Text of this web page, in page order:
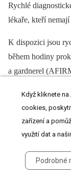
Rychlé
lékaře, kteří
K dispozici jsou
během hodiny
a gardnerel
detekci
Když kliknete na
cookies,
zařízení a
využití dat a
Podrobné